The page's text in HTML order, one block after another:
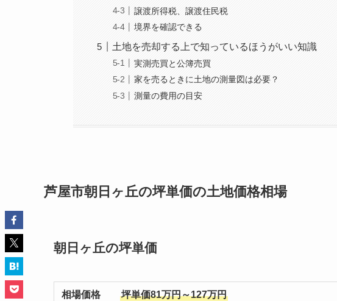
譲渡所得税、譲渡住民税
境界を確認できる
土地を売却する上で知っているほうがいい知識
実測売買と公簿売買
家を売るときに土地の測量図は必要？
測量の費用の目安
芦屋市朝日ヶ丘の坪単価の土地価格相場
朝日ヶ丘の坪単価
相場価格 坪単価81万円～127万円